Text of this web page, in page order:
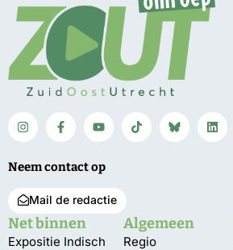
Neem contact op
Mail de redactie
Net binnen
Expositie Indisch
Algemeen
Regio